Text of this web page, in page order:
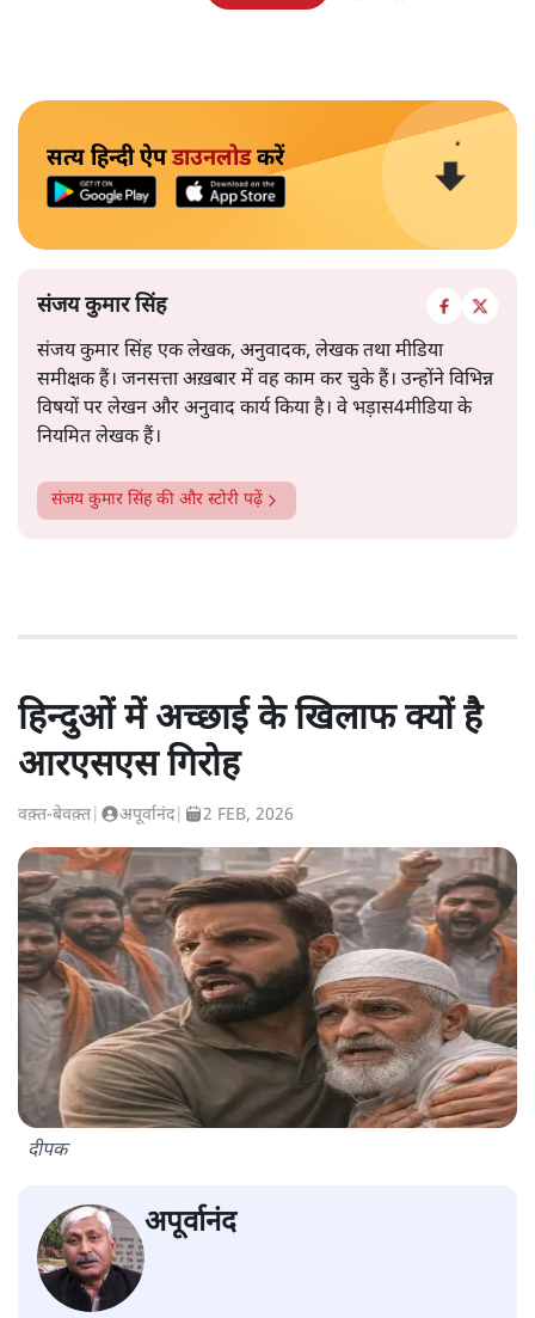
सत्य हिन्दी ऐपडाउनलोडकरें
संजय कुमार सिंह
संजय कुमार सिंह एक लेखक, अनुवादक, लेखक तथा मीडिया
समीक्षक हैं। जनसत्ता अख़बार में वह काम कर चुके हैं। उन्होंने विभिन्न
विषयों पर लेखन और अनुवाद कार्य किया है। वे भड़ास4मीडिया के
नियमित लेखक हैं।
संजय कुमार सिंहकी और स्टोरी पढ़ें
हिन्दुओं में अच्छाई के खिलाफ क्यों है
आरएसएस गिरोह
वक़्त-बेवक़्त अपूर्वानंद| 2 FEB, 2026
दीपक
अपूर्वानंद